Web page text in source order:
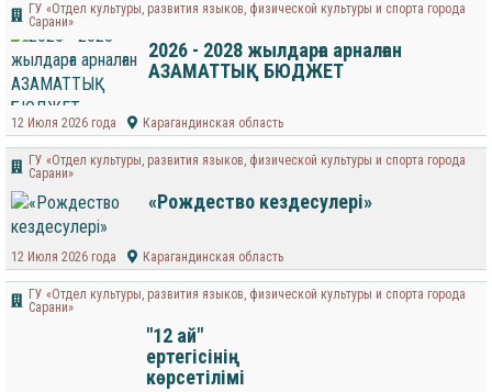
ГУ «Отдел культуры, развития языков, физической культуры и спорта города
Сарани»
2026 - 2028 жылдарға арналған
АЗАМАТТЫҚ БЮДЖЕТ
12 Июля 2026 года Карагандинская область
ГУ «Отдел культуры, развития языков, физической культуры и спорта города
Сарани»
«Рождество кездесулері»
12 Июля 2026 года Карагандинская область
ГУ «Отдел культуры, развития языков, физической культуры и спорта города
Сарани»
"12 ай"
ертегісінің
көрсетілімі